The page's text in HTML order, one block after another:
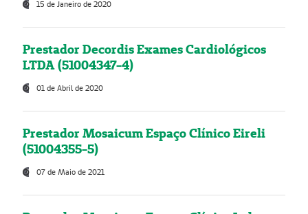
15 de Janeiro de 2020
Prestador Decordis Exames Cardiológicos
LTDA (51004347-4)
01 de Abril de 2020
Prestador Mosaicum Espaço Clínico Eireli
(51004355-5)
07 de Maio de 2021